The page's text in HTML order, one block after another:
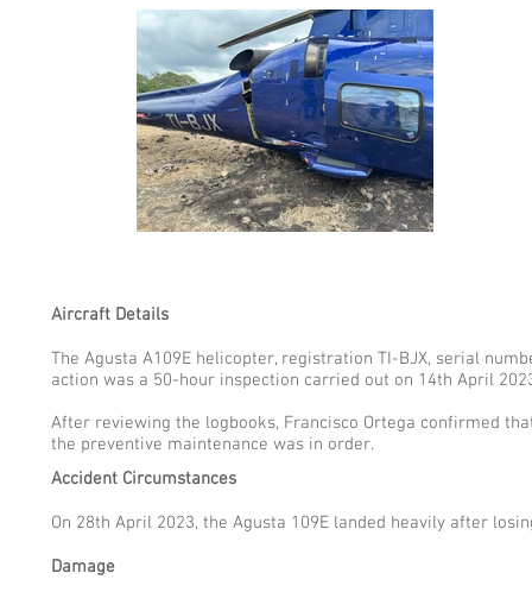
Aircraft Details
The Agusta A109E helicopter, registration TI-BJX, serial
action was a 50-hour inspection carried out on 14th April
After reviewing the logbooks, Francisco Ortega confirmed
the preventive maintenance was in order.
Accident Circumstances
On 28th April 2023, the Agusta 109E landed heavily after
Damage